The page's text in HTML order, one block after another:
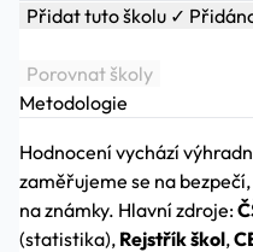
Přidat tuto školu ✓
Porovnat školy
Metodologie
Hodnocení vychází
zaměřujeme se na
na známky. Hlavní zdroje:
(statistika), Rejstřík škol,